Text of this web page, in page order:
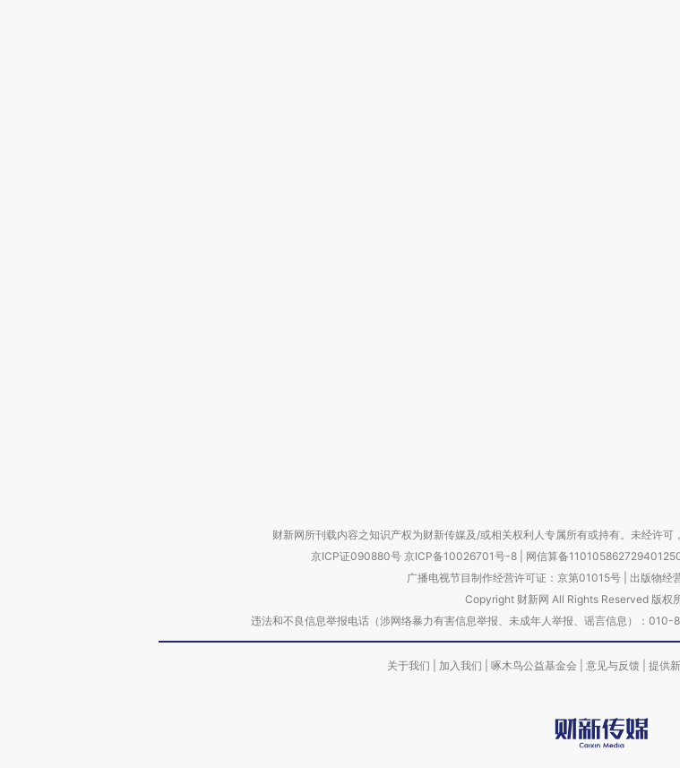
财新网所刊载内容之知识产权为财新传媒及/或相关权利人专属所有或持有。未经许可
京ICP证090880号 京ICP备10026701号-8 网信算备
广播电视节目制作经营许可证：京第01015号| 出版物经
Copyright 财新网 All Rights Reserved 版权
违法和不良信息举报电话（涉网络暴力有害信息举报、未成年人举报、谣言信息）：
关于我们 加入我们 啄木鸟公益基金会 意见与反馈 提供